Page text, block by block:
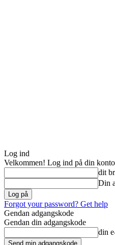
Log ind
Velkommen! Log ind på din konto
dit
Din
Forgot your password? Get help
Gendan adgangskode
Gendan din adgangskode
din